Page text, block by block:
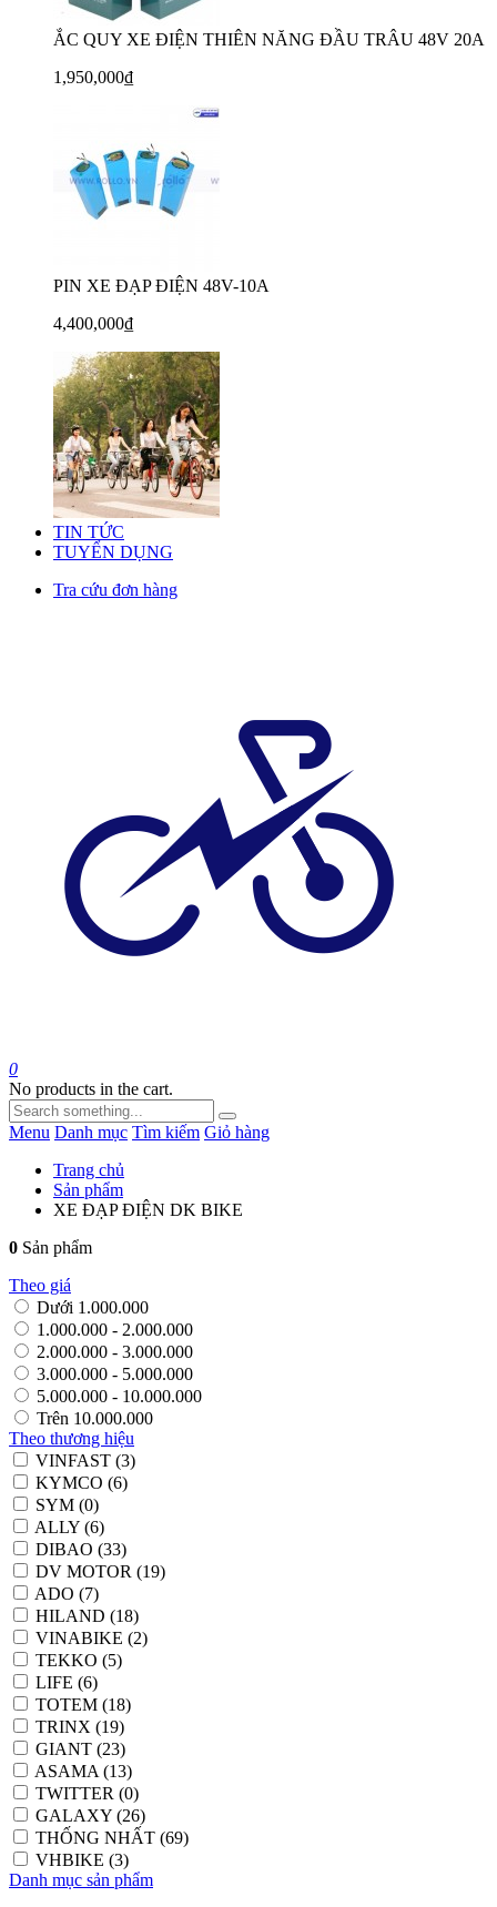
ẮC QUY XE ĐIỆN THIÊN NĂNG ĐẦU TRÂU 48V 20A
1,950,000₫
PIN XE ĐẠP ĐIỆN 48V-10A
4,400,000₫
TIN TỨC
TUYỂN DỤNG
Tra cứu đơn hàng
0
No products in the cart.
Menu Danh mục Tìm kiếm Giỏ hàng
Trang chủ
Sản phẩm
XE ĐẠP ĐIỆN DK BIKE
0 Sản phẩm
Theo giá
Dưới 1.000.000
1.000.000 - 2.000.000
2.000.000 - 3.000.000
3.000.000 - 5.000.000
5.000.000 - 10.000.000
Trên 10.000.000
Theo thương hiệu
VINFAST (3)
KYMCO (6)
SYM (0)
ALLY (6)
DIBAO (33)
DV MOTOR (19)
ADO (7)
HILAND (18)
VINABIKE (2)
TEKKO (5)
LIFE (6)
TOTEM (18)
TRINX (19)
GIANT (23)
ASAMA (13)
TWITTER (0)
GALAXY (26)
THỐNG NHẤT (69)
VHBIKE (3)
Danh mục sản phẩm